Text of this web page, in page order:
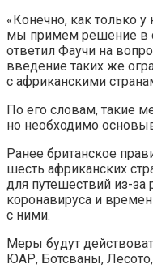
«Конечно, как только
мы примем решение в
ответил Фаучи на
введение таких же
с африканскими
По его словам, такие
но необходимо
Ранее британское
шесть африканских
для путешествий из-за
коронавируса и
с ними.
Меры будут
ЮАР, Ботсваны,